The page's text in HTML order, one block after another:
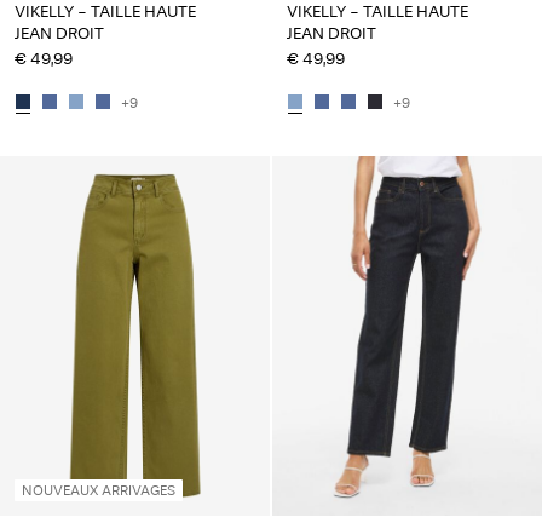
VIKELLY - TAILLE HAUTE
JEAN DROIT
€ 49,99
+9
VIKELLY - TAILLE HAUTE
JEAN DROIT
€ 49,99
+9
NOUVEAUX ARRIVAGES